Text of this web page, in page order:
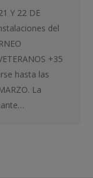
Y 22 DE
del
+35
hasta las
La